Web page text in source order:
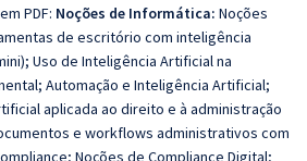
PDF: Noções de Informática: Noções
de escritório com inteligência
Uso de Inteligência Artificial na
Automação e Inteligência Artificial;
aplicada ao direito e à administração
e workflows administrativos com
Noções de Compliance Digital;